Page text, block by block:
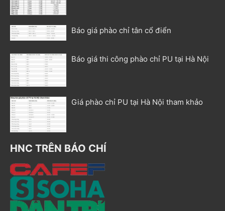
Báo giá phào chỉ tân cổ điển
Báo giá thi công phào chỉ PU tại Hà Nội
Giá phào chỉ PU tại Hà Nội tham khảo
HNC TRÊN BÁO CHÍ